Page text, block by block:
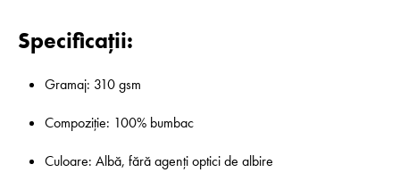
Specificații:
Gramaj: 310 gsm
Compoziție: 100% bumbac
Culoare: Albă, fără agenți optici de albire